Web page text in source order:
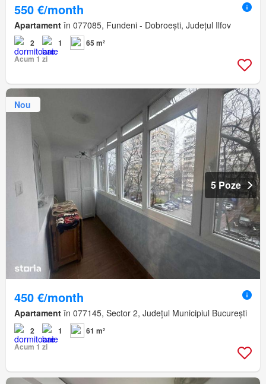
550 €/month
Apartament în 077085, Fundeni - Dobroești, Județul Ilfov
2 1
65 m²
Acum 1 zi
Nou
5 Poze
450 €/month
Apartament în 077145, Sector 2, Județul Municipiul București
2 1
61 m²
Acum 1 zi